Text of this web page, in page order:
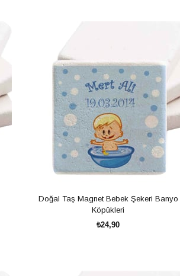
Doğal Taş Magnet Bebek Şekeri Banyo
Köpükleri
₺24,90